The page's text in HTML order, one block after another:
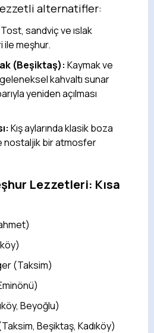
alternatifler:
Tost, sandviç ve ıslak
meşhur.
(Beşiktaş): Kaymak ve
kahvaltı sunar
yeniden açılması
Kış aylarında klasik boza
nostaljik bir atmosfer
Lezzetleri: Kısa
(Taksim)
Beyoğlu)
Beşiktaş, Kadıköy)